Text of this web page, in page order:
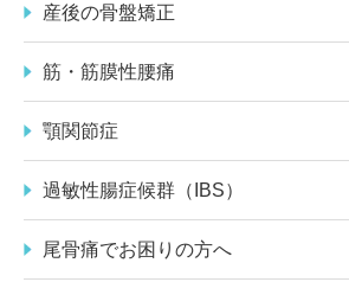
産後の骨盤矯正
筋・筋膜性腰痛
顎関節症
過敏性腸症候群（IBS）
尾骨痛でお困りの方へ